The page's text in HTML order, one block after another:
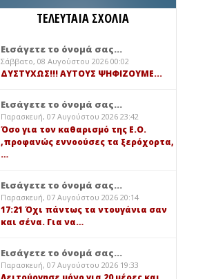
ΤΕΛΕΥΤΑΙΑ ΣΧΟΛΙΑ
Εισάγετε το όνομά σας...
Σάββατο, 08 Αυγούστου 2026 00:02
ΔΥΣΤΥΧΩΣ!!! ΑΥΤΟΥΣ ΨΗΦΙΖΟΥΜΕ...
Εισάγετε το όνομά σας...
Παρασκευή, 07 Αυγούστου 2026 23:42
Όσο για τον καθαρισμό της Ε.Ο.
,προφανώς εννοούσες τα ξερόχορτα,
…
Εισάγετε το όνομά σας...
Παρασκευή, 07 Αυγούστου 2026 20:14
17:21 Όχι πάντως τα ντουγάνια σαν
και σένα. Για να…
Εισάγετε το όνομά σας...
Παρασκευή, 07 Αυγούστου 2026 19:33